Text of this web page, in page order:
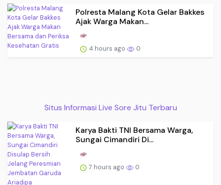
Polresta Malang Kota Gelar Bakkes
Ajak Warga Makan...
4 hours ago 0
Situs Informasi Live Sore Jitu Terbaru
Karya Bakti TNI Bersama Warga,
Sungai Cimandiri Di...
7 hours ago 0